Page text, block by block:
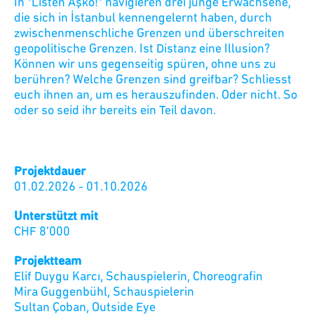
In *Listen Aşko!* navigieren drei junge Erwachsene,
die sich in İstanbul kennengelernt haben, durch
zwischenmenschliche Grenzen und überschreiten
geopolitische Grenzen. Ist Distanz eine Illusion?
Können wir uns gegenseitig spüren, ohne uns zu
berühren? Welche Grenzen sind greifbar? Schliesst
euch ihnen an, um es herauszufinden. Oder nicht. So
oder so seid ihr bereits ein Teil davon.
Projektdauer
01.02.2026 - 01.10.2026
Unterstützt mit
CHF 8’000
Projektteam
Elif Duygu Karcı, Schauspielerin, Choreografin
Mira Guggenbühl, Schauspielerin
Sultan Çoban, Outside Eye